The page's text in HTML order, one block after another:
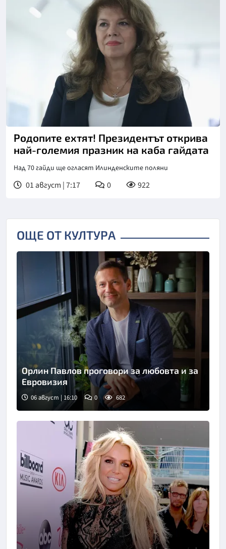
Снимка: БТА
Родопите ехтят! Президентът открива
най-големия празник на каба гайдата
Над 70 гайди ще огласят Илинденските поляни
01 август | 7:17 0 922
ОЩЕ ОТ КУЛТУРА
Снимка: БТА
Орлин Павлов проговори за любовта и за
Евровизия
06 август | 16:10 0 682